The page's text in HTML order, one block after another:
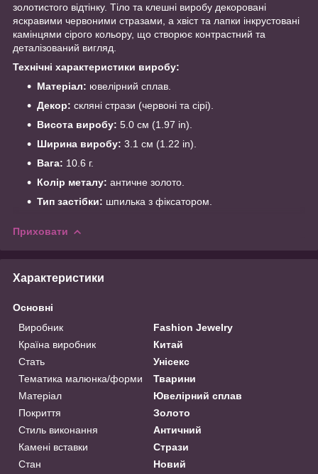
золотистого відтінку. Тіло та клешні виробу декоровані
яскравими червоними стразами, а хвіст та лапки інкрустовані
камінцями сірого кольору, що створює контрастний та
деталізований вигляд.
Технічні характеристики виробу:
Матеріал: ювелірний сплав.
Декор: скляні стрази (червоні та сірі).
Висота виробу: 5.0 см (1.97 in).
Ширина виробу: 3.1 см (1.22 in).
Вага: 10.6 г.
Колір металу: античне золото.
Тип застібки: шпилька з фіксатором.
Приховати
Характеристики
Основні
Виробник
Fashion Jewelry
Країна виробник
Китай
Стать
Унісекс
Тематика малюнка/форми
Тварини
Матеріал
Ювелірний сплав
Покриття
Золото
Стиль виконання
Античний
Камені вставки
Стрази
Стан
Новий